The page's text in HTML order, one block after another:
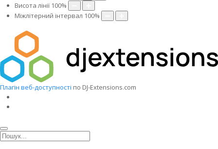
Висота лінії 100%
Міжлітерний інтервал 100%
Плагін веб-доступності по DJ-Extensions.com